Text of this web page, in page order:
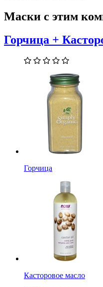
Маски с этим
Горчица +
Горчица
Касторовое масло